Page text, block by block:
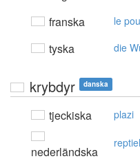
franska le
tyska die
krybdyr danska
tjeckiska plazi
nederländska
reptiel